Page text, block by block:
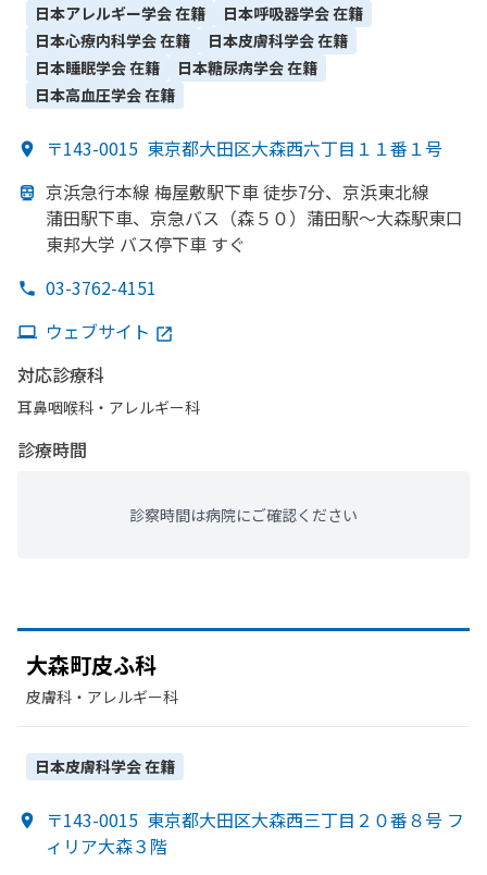
美容外科・​脳神経外科・​呼吸器外科・​心臓血管外科・​小児外
科・​性病科・​肛門科・​気管食道科・​リハビリテーション・​歯
科・​麻酔科・​救急科・​神経内科・​産科・​婦人科・​歯科口腔外
科・​リウマチ科・​臨床検査・病理診断・​小児歯科・​矯正歯科
日本アレルギー学会在籍 日本呼吸器学会在籍
日本心療内科学会在籍 日本皮膚科学会在籍
日本睡眠学会在籍 日本糖尿病学会在籍
日本高血圧学会在籍
〒143-0015 東京都大田区大森西六丁目１１番１号
京浜急行本線 梅屋敷駅下車 徒歩7分、 京浜東北線
蒲田駅下車、 京急バス （森５０） 蒲田駅～大森駅東口
東邦大学 バス停下車 すぐ
03-3762-4151
ウェブサイト
対応診療科
耳鼻咽喉科・​アレルギー科
診療時間
診察時間は病院にご確認ください
大森町皮ふ科
皮膚科・​アレルギー科
日本皮膚科学会在籍
〒143-0015 東京都大田区大森西三丁目２０番８号 フ
ィリア大森３階